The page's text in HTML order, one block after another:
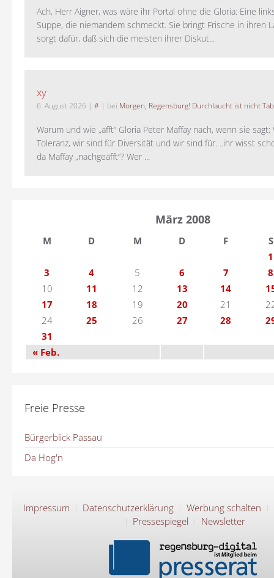
Ach, Herr Aigner, was wäre ihr Portal ohne die Gloria: Eine
Suppe, die niemandem schmeckt. Sie bringt Frische in ihren
sorgt dafür, daß sich die meisten ihrer Diskut...
xy
6. August 2026 | # | bei Morgen, Regensburg! Durchlaucht ist nicht
Warum und wie „äfft“ Gloria Peter Maffay nach, wenn sie
Toleranz, wir sind für Diversität und wir sind für. ..ihr wisst
da Maffay „nachgeäfft“? Wer ...
März 2008
M D M D F
S
1
3
4 5 6 7
8
10
11 12 13 14
17
18 19 20 21
24
25 26 27 28
31
« Feb.
Freie Presse
Bürgerblick Passau
Da Hog'n
Impressum Datenschutzerklärung
Werbung schalten
Pressespiegel
Newsletter